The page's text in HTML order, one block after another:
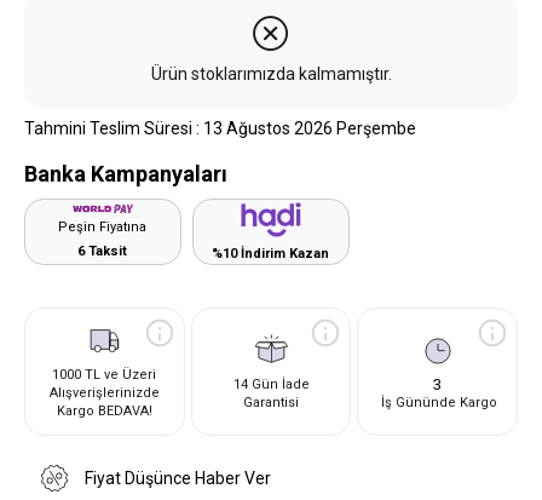
Ürün stoklarımızda kalmamıştır.
Tahmini Teslim Süresi : 13 Ağustos 2026 Perşembe
Banka Kampanyaları
Peşin Fiyatına
6 Taksit
%10 İndirim Kazan
1000 TL ve Üzeri
Alışverişlerinizde
Kargo BEDAVA!
14 Gün İade
Garantisi
3
İş Gününde Kargo
Fiyat Düşünce Haber Ver